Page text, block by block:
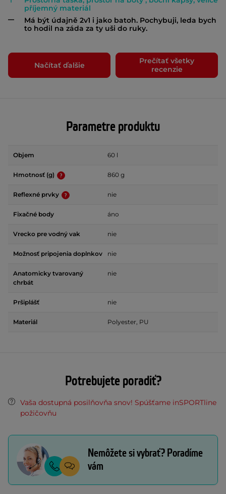
příjemný materiál
Má být údajně 2v1 i jako batoh. Pochybuji, leda bych
to hodil na záda za ty uši do ruky.
Načítať ďalšie
Prečítať všetky
recenzie
Parametre produktu
Objem 60 l
Hmotnosť (g) 860 g
Reflexné prvky nie
Fixačné body áno
Vrecko pre vodný vak nie
Možnosť pripojenia doplnkov nie
Anatomicky tvarovaný
chrbát
nie
Pršiplášť nie
Materiál Polyester, PU
Potrebujete poradiť?
Vaša dostupná posilňovňa snov! Spúšťame inSPORTline
požičovňu
Nemôžete si vybrať? Poradíme
vám